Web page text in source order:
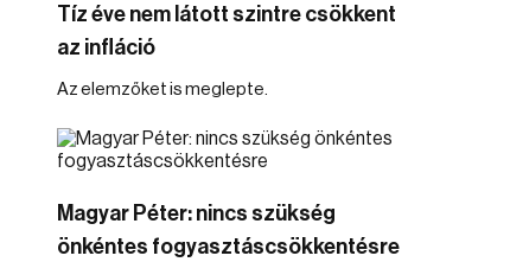
Tíz éve nem látott szintre csökkent
az infláció
Az elemzőket is meglepte.
Magyar Péter: nincs szükség
önkéntes fogyasztáscsökkentésre